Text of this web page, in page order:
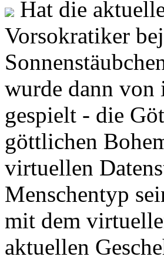
Hat die
Vorsokratiker
wurde dann von
gespielt - die
göttlichen
virtuellen
Menschentyp
mit dem
aktuellen